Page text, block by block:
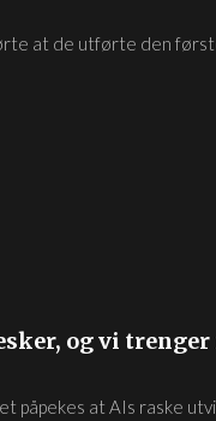
at de utførte den
og vi trenger
påpekes at AIs raske